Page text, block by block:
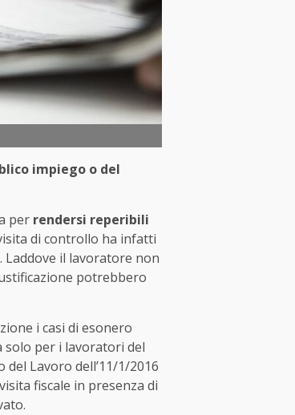
impiego o del
per rendersi reperibili
di controllo ha infatti
il lavoratore non
potrebbero
i casi di esonero
solo per i lavoratori del
Lavoro dell’11/1/2016
fiscale in presenza di